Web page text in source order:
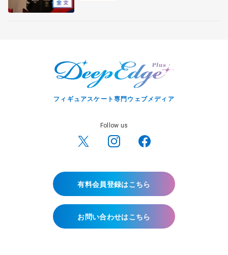
フィギュアスケート専門ウェブメディア
Follow us
有料会員登録はこちら
お問い合わせはこちら